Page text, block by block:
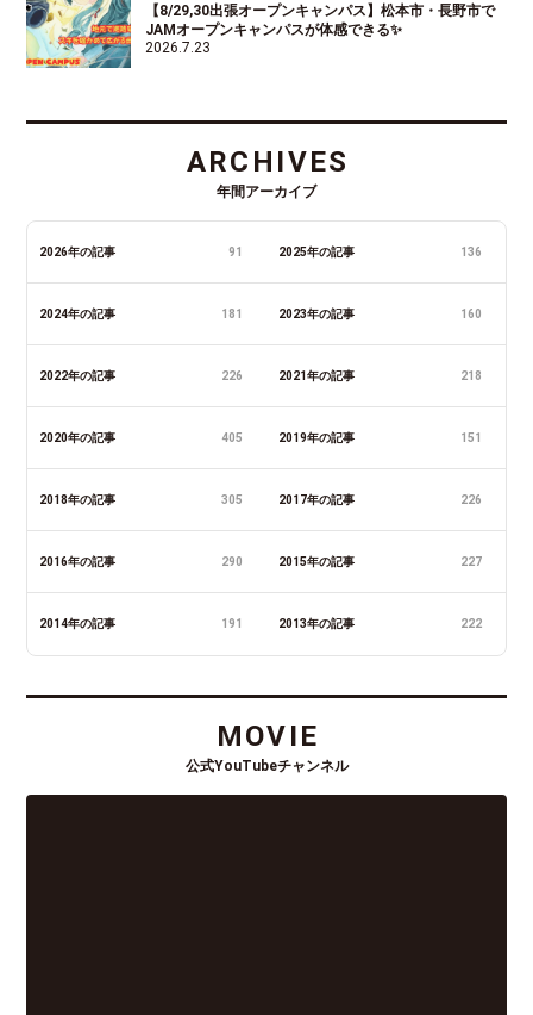
【8/29,30出張オープンキャンパス】松本市・長野市で
JAMオープンキャンパスが体感できる✨
2026.7.23
ARCHIVES
年間アーカイブ
2026年の記事 91 2025年の記事 136
2024年の記事 181 2023年の記事 160
2022年の記事 226 2021年の記事 218
2020年の記事 405 2019年の記事 151
2018年の記事 305 2017年の記事 226
2016年の記事 290 2015年の記事 227
2014年の記事 191 2013年の記事 222
MOVIE
公式YouTubeチャンネル